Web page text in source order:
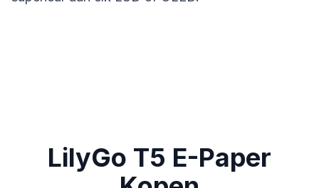
LilyGo T5 E-Paper